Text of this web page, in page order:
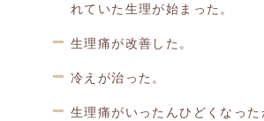
れていた生理が始まった。
生理痛が改善した。
冷えが治った。
生理痛がいったんひどくなった